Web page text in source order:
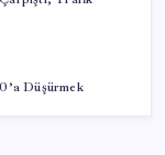
Düşürmek